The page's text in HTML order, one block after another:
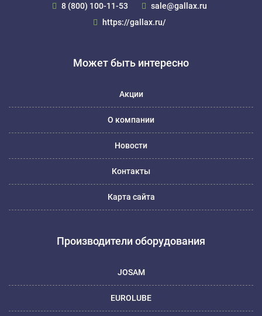
8 (800) 100-11-53
sale@gallax.ru
https://gallax.ru/
Может быть интересно
Акции
О компании
Новости
Контакты
Карта сайта
Производители оборудования
JOSAM
EUROLUBE